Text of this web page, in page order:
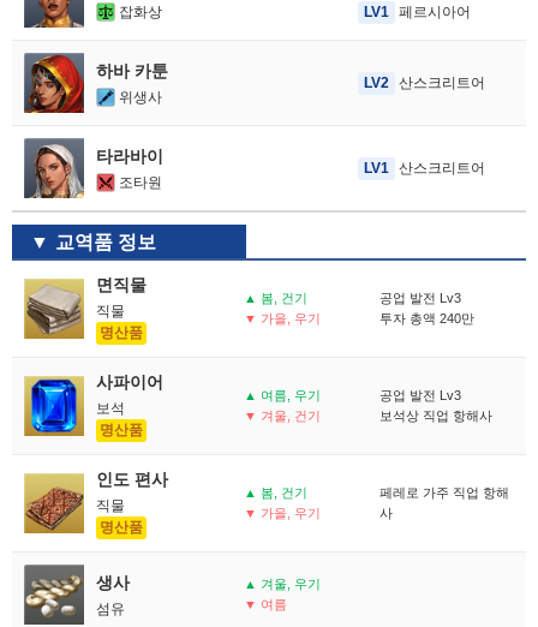
잡화상
LV1
페르시아어
하바 카툰
위생사
LV2 산스크리트어
타라바이
조타원
LV1 산스크리트어
교역품 정보
면직물
직물
명산품
▲ 봄, 건기
▼ 가을, 우기
공업 발전 Lv3
투자 총액 240만
사파이어
보석
명산품
▲ 여름, 우기
▼ 겨울, 건기
공업 발전 Lv3
보석상 직업 항해사
인도 편사
직물
명산품
▲ 봄, 건기
▼ 가을, 우기
페레로 가주 직업 항해
사
생사
섬유
▲ 겨울, 우기
▼ 여름